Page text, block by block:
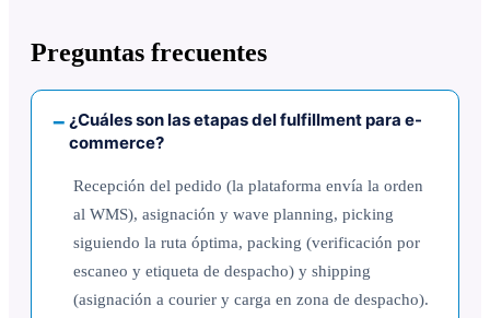
Preguntas frecuentes
¿Cuáles son las etapas del fulfillment para e-
commerce?
Recepción del pedido (la plataforma envía la orden
al WMS), asignación y wave planning, picking
siguiendo la ruta óptima, packing (verificación por
escaneo y etiqueta de despacho) y shipping
(asignación a courier y carga en zona de despacho).